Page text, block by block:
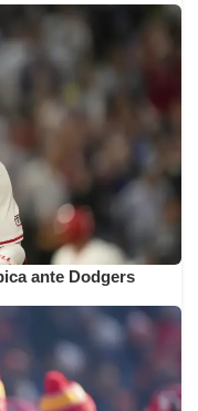
ante Dodgers